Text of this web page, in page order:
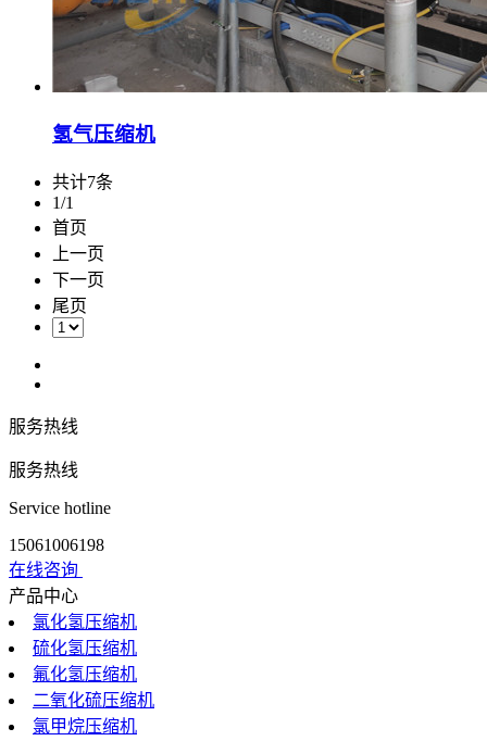
氢气压缩机
共计7条
1/1
首页
上一页
下一页
尾页
服务热线
服务热线
Service hotline
15061006198
在线咨询
产品中心
氯化氢压缩机
硫化氢压缩机
氟化氢压缩机
二氧化硫压缩机
氯甲烷压缩机